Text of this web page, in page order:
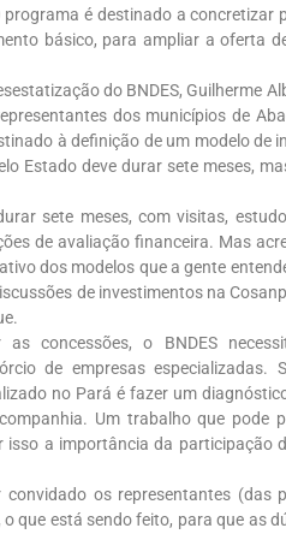
programa é destinado a
básico, para ampliar a oferta
do BNDES, Guilherme
dos municípios de
à definição de um modelo de
Estado deve durar sete meses,
sete meses, com visitas,
de avaliação financeira. Mas
dos modelos que a gente
de investimentos na
as concessões, o BNDES
de empresas especializadas.
no Pará é fazer um
Um trabalho que pode
a importância da participação
os representantes (das
que está sendo feito, para que as